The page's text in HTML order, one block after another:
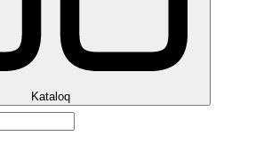
Kataloq